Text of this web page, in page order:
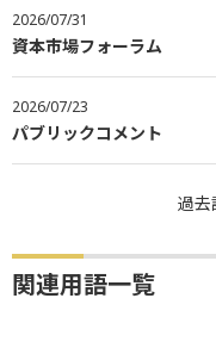
2026/07/31
資本市場フォーラム
2026/07/23
パブリックコメント
過去
関連用語一覧